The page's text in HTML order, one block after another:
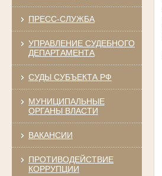
ПРЕСС-СЛУЖБА
УПРАВЛЕНИЕ СУДЕБНОГО
ДЕПАРТАМЕНТА
СУДЫ СУБЪЕКТА РФ
МУНИЦИПАЛЬНЫЕ
ОРГАНЫ ВЛАСТИ
ВАКАНСИИ
ПРОТИВОДЕЙСТВИЕ
КОРРУПЦИИ